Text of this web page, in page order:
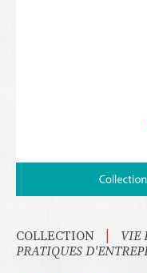
COLLECTION | VIE
PRATIQUES